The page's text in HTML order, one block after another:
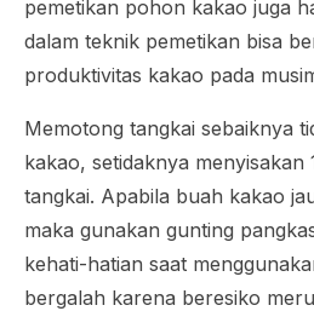
pemetikan pohon kakao juga
dalam teknik pemetikan bisa
produktivitas kakao pada
Memotong tangkai sebaiknya
kakao, setidaknya menyisakan
tangkai. Apabila buah kakao
maka gunakan gunting
kehati-hatian saat
bergalah karena beresiko